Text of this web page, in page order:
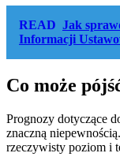
READ Jak
Informacji
Co może
Prognozy dotyczące
znaczną
rzeczywisty poziom i